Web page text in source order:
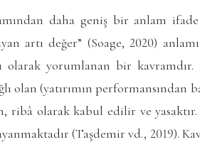
daha geniş bir anlam
artı değer” (Soage, 2020)
olarak yorumlanan bir
olan (yatırımın performansından
ribâ olarak kabul edilir ve
(Taşdemir vd., 2019).